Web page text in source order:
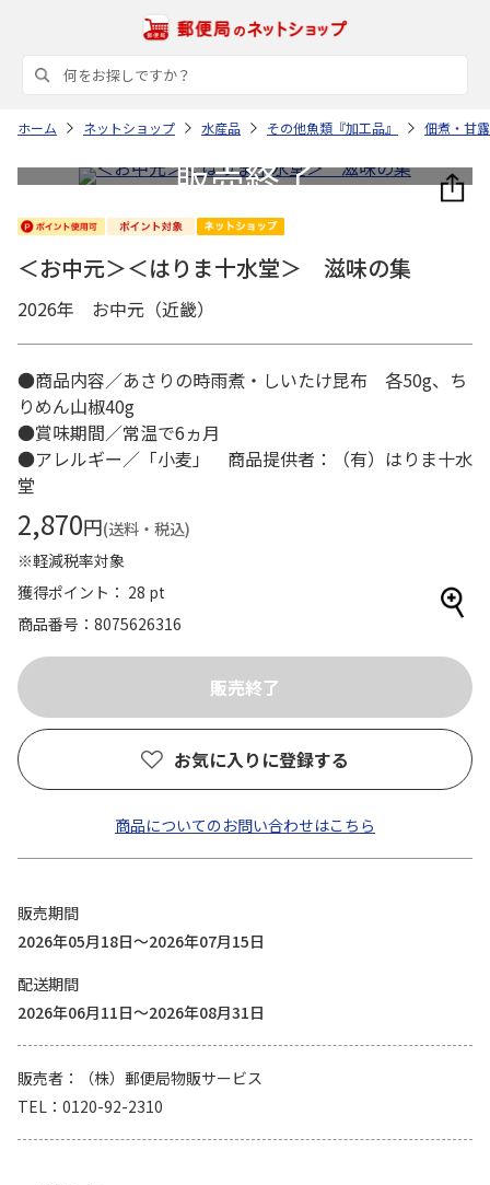
ホーム ネットショップ 水産品 その他魚類『加工品』 佃煮・甘
＜お中元＞＜はりま十水堂＞ 滋味の集
2026年 お中元（近畿）
●商品内容／あさりの時雨煮・しいたけ昆布 各50g、ち
りめん山椒40g
●賞味期間／常温で6ヵ月
●アレルギー／「小麦」 商品提供者：（有）はりま十水
堂
2,870円(送料・税込)
※軽減税率対象
獲得ポイント： 28 pt
商品番号
8075626316
お気に入りに登録する
商品についてのお問い合わせはこちら
販売期間
2026年05月18日～2026年07月15日
配送期間
2026年06月11日～2026年08月31日
販売者
（株）郵便局物販サービス
TEL
0120-92-2310